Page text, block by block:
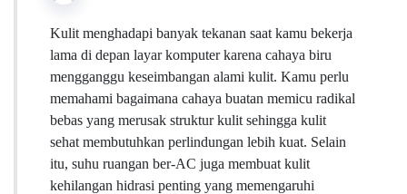
Kulit menghadapi banyak tekanan saat kamu bekerja
lama di depan layar komputer karena cahaya biru
mengganggu keseimbangan alami kulit. Kamu perlu
memahami bagaimana cahaya buatan memicu radikal
bebas yang merusak struktur kulit sehingga kulit
sehat membutuhkan perlindungan lebih kuat. Selain
itu, suhu ruangan ber-AC juga membuat kulit
kehilangan hidrasi penting yang memengaruhi